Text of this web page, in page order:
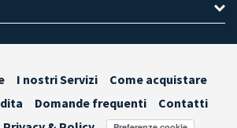
I nostri Servizi
Come acquistare
Domande frequenti
Contatti